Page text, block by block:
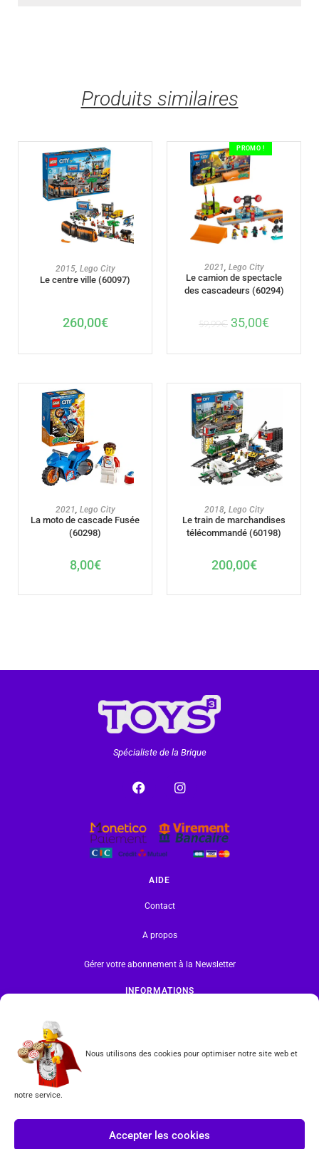
Nous utilisons des cookies pour optimiser notre site web et
notre service.
Accepter les cookies
Produits similaires
AJOUTER AU PANIER
2015, Lego City
Le centre ville (60097)
260,00€
PROMO !
AJOUTER AU PANIER
2021, Lego City
Le camion de spectacle
des cascadeurs (60294)
59,99€ 35,00€
AJOUTER AU PANIER
2021 Lego City
La moto de cascade Fusée
(60298)
8,00€
AJOUTER AU PANIER
2018, Lego City
Le train de marchandises
télécommandé (60198)
200,00€
Spécialiste de la Brique
AIDE
Contact
A propos
Gérer votre abonnement à la Newsletter
INFORMATIONS
en restent les propriétaires. Tous droits réservés.